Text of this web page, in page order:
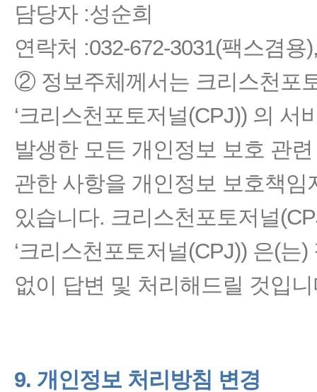
담당자 :성순희
연락처 :032-672-3031(팩스겸용
② 정보주체께서는 크리스천포
‘크리스천포토저널(CPJ)) 의
발생한 모든 개인정보 보호 관
관한 사항을 개인정보 보호책
있습니다. 크리스천포토저널
‘크리스천포토저널(CPJ)) 은(
없이 답변 및 처리해드릴 것입
9. 개인정보 처리방침 변경